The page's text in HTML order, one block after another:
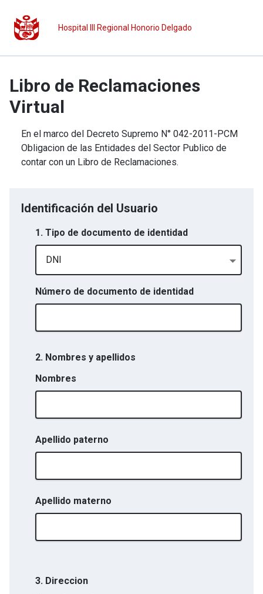
Hospital III Regional Honorio Delgado
Libro de Reclamaciones
Virtual
En el marco del Decreto Supremo N° 042-2011-PCM
Obligacion de las Entidades del Sector Publico de
contar con un Libro de Reclamaciones.
Identificación del Usuario
1. Tipo de documento de identidad
DNI
Número de documento de identidad
2. Nombres y apellidos
Nombres
Apellido paterno
Apellido materno
3. Direccion